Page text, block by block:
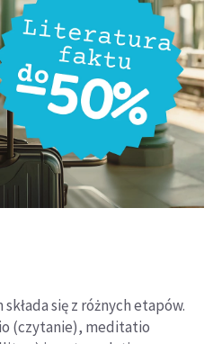
się z różnych etapów.
(czytanie), meditatio